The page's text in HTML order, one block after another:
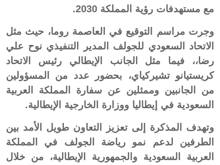
مع مستهدفات رؤية المملكة 2030.
وجرت مراسم التوقيع في العاصمة روما، حيث مثل
الاتحاد السعودي للجولف المدير التنفيذي نوح علي
رضا،، فيما مثل الجانب الإيطالي رئيس الاتحاد
كريستيانو تشيركياي، بحضور عدد من المسؤولين
من الجانبين وممثلين عن سفارة المملكة العربية
السعودية في إيطاليا ووزارة الخارجية الإيطالية.
وتهدف المذكرة إلى تعزيز التعاون طويل الأمد بين
الطرفين لدعم نمو رياضة الجولف في المملكة
العربية السعودية والجمهورية الإيطالية، من خلال